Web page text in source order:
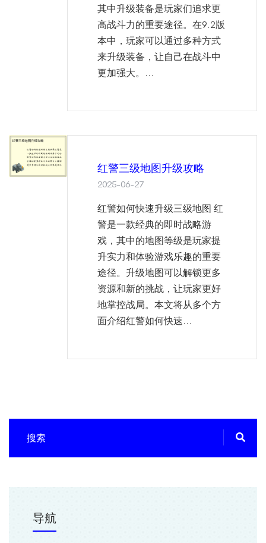
其中升级装备是玩家们追求更
高战斗力的重要途径。在9.2版
本中，玩家可以通过多种方式
来升级装备，让自己在战斗中
更加强大。...
红警三级地图升级攻略
2025-06-27
红警如何快速升级三级地图 红
警是一款经典的即时战略游
戏，其中的地图等级是玩家提
升实力和体验游戏乐趣的重要
途径。升级地图可以解锁更多
资源和新的挑战，让玩家更好
地掌控战局。本文将从多个方
面介绍红警如何快速...
导航